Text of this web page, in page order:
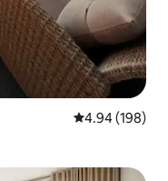
從 198 則評價
4.94 (198)